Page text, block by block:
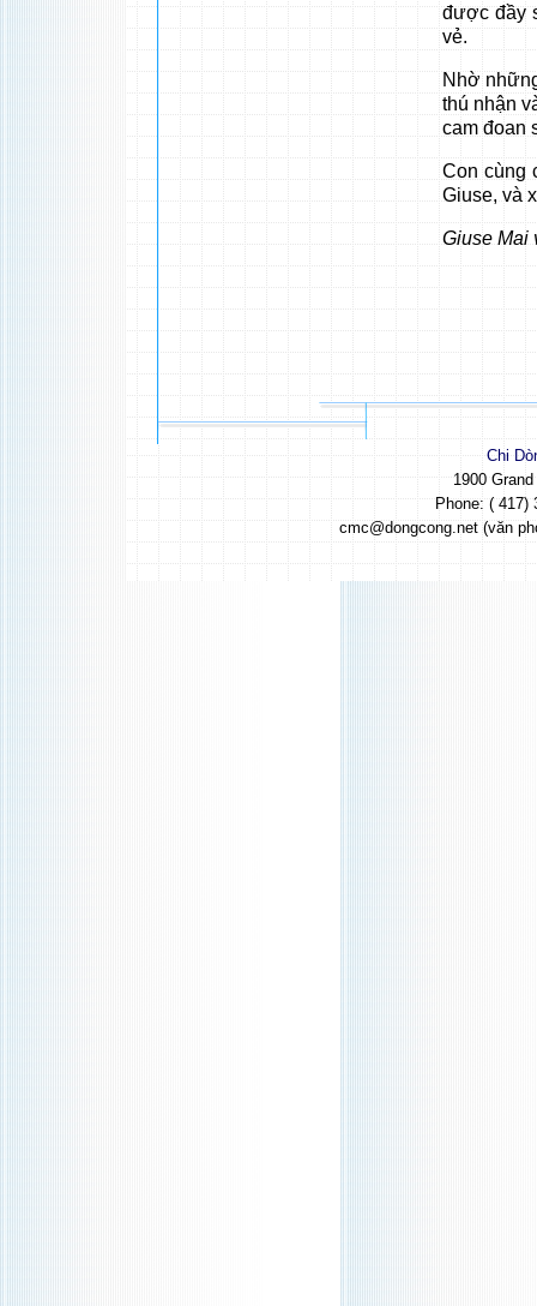
được đầy
vẻ.
Nhờ
thú nhận
cam đoan
Con cùng
Giuse, và
Giuse Mai
Chi
1900
Phone: ( 417)
cmc@dongcong.net (văn